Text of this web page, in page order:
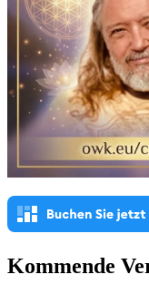
Kommende